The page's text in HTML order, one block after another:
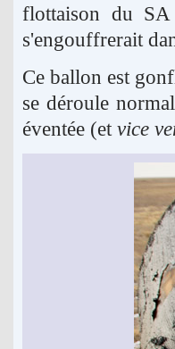
flottaison du SA
s'engouffrerait
Ce ballon est
se déroule
éventée (et vice